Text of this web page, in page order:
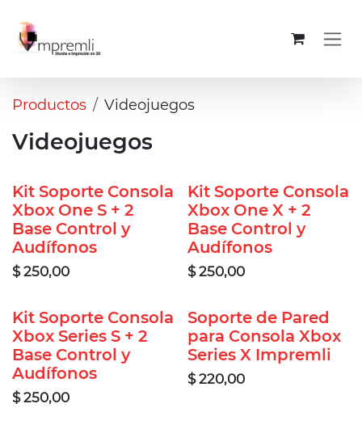
Productos Videojuegos
Videojuegos
Kit Soporte Consola
Xbox One S + 2
Base Control y
Audífonos
$250,00
Kit Soporte Consola
Xbox One X + 2
Base Control y
Audífonos
$250,00
Kit Soporte Consola
Xbox Series S + 2
Base Control y
Audífonos
$250,00
Soporte de Pared
para Consola Xbox
Series X Impremli
$220,00